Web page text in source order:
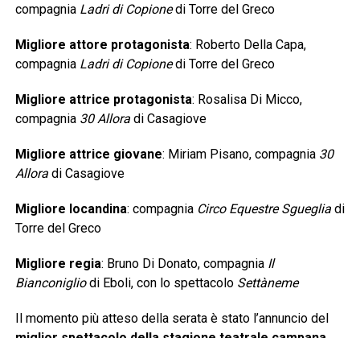
compagnia Ladri di Copionedi Torre del Greco
Migliore attore protagonista: Roberto Della Capa,
compagnia Ladri di Copionedi Torre del Greco
Migliore attrice protagonista: Rosalisa Di Micco,
compagnia 30 Alloradi Casagiove
Migliore attrice giovane: Miriam Pisano, compagnia 30
Alloradi Casagiove
Migliore locandina: compagnia Circo Equestre Sguegliadi
Torre del Greco
Migliore regia: Bruno Di Donato, compagnia Il
Bianconigliodi Eboli, con lo spettacolo Settàneme
Il momento più atteso della serata è stato l’annuncio del